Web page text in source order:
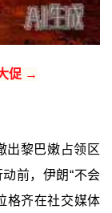
促 →
出黎巴嫩占领区
前，伊朗“不会
格齐在社交媒体